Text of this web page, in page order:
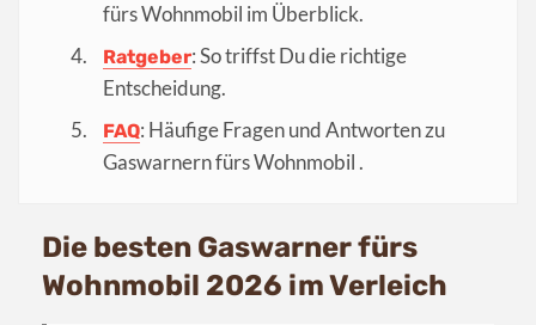
fürs Wohnmobil im Überblick.
Ratgeber: So triffst Du die richtige
Entscheidung.
FAQ: Häufige Fragen und Antworten zu
Gaswarnern fürs Wohnmobil .
Die besten Gaswarner fürs
Wohnmobil 2026 im Verleich